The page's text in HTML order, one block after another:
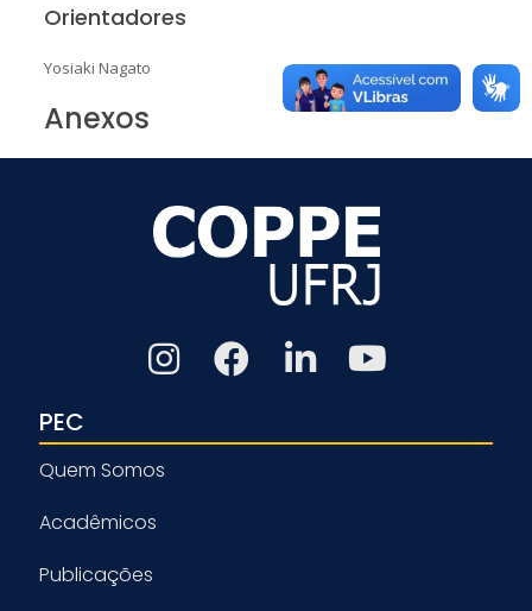
Orientadores
Yosiaki Nagato
Anexos
PEC
Quem Somos
Acadêmicos
Publicações